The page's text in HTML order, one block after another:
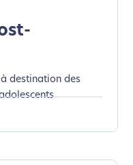
destination des